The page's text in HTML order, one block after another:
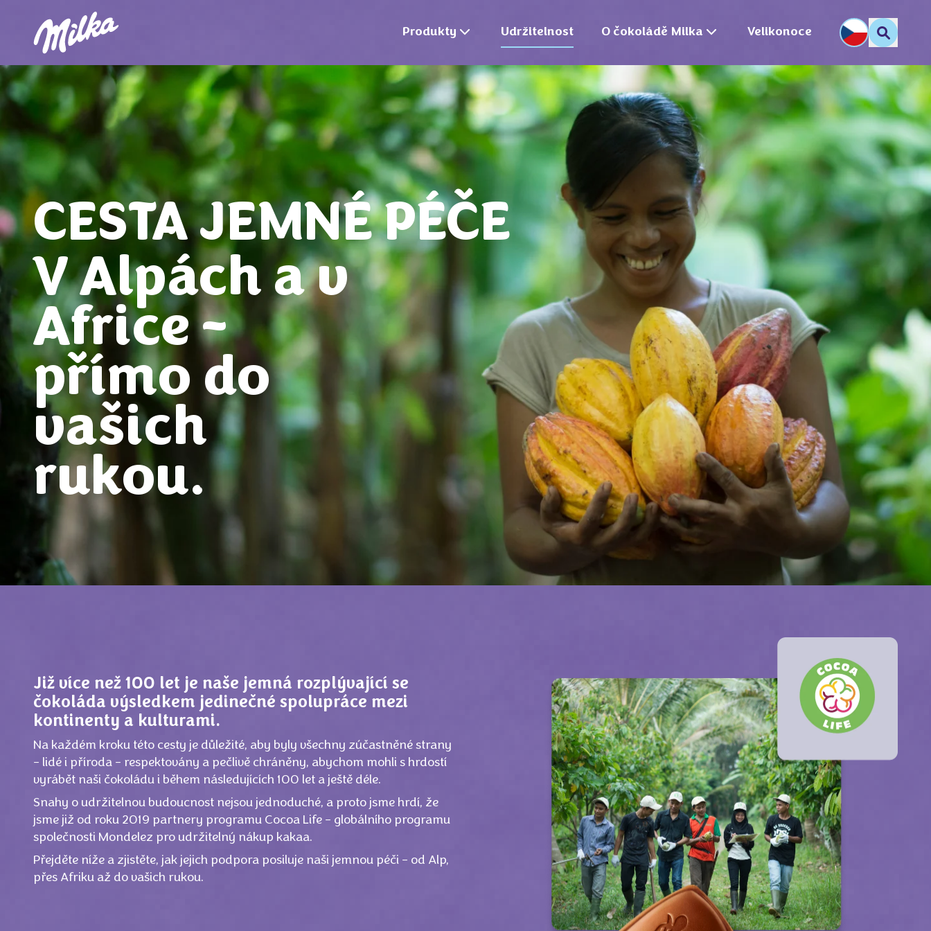
Produkty Udržitelnost O čokoládě Milka Velikonoce
CESTA JEMNÉ PÉČE
V Alpách a v
Africe –
přímo do
vašich
rukou.
Již více než 100 let je naše jemná rozplývající se
čokoláda výsledkem jedinečné spolupráce mezi
kontinenty a kulturami.
Na každém kroku této cesty je důležité, aby byly všechny zúčastněné strany
– lidé i příroda – respektovány a pečlivě chráněny, abychom mohli s hrdostí
vyrábět naši čokoládu i během následujících 100 let a ještě déle.
Snahy o udržitelnou budoucnost nejsou jednoduché, a proto jsme hrdí, že
jsme již od roku 2019 partnery programu Cocoa Life – globálního programu
společnosti Mondelez pro udržitelný nákup kakaa.
Přejděte níže a zjistěte, jak jejich podpora posiluje naši jemnou péči – od Alp,
přes Afriku až do vašich rukou.